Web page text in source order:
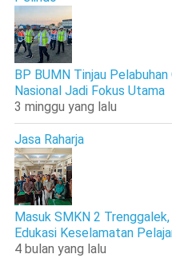
BP BUMN Tinjau
Nasional Jadi Fokus Utama
3 minggu yang lalu
Jasa Raharja
Masuk SMKN 2
Edukasi Keselamatan
4 bulan yang lalu